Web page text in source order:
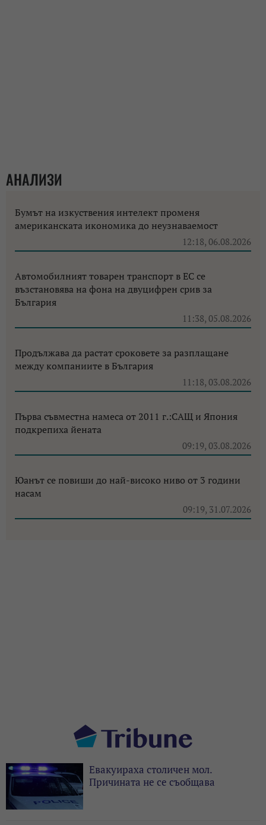
АНАЛИЗИ
Бумът на изкуствения интелект променя
американската икономика до неузнаваемост
12:18, 06.08.2026
Автомобилният товарен транспорт в ЕС се
възстановява на фона на двуцифрен срив за
България
11:38, 05.08.2026
Продължава да растат сроковете за разплащане
между компаниите в България
11:18, 03.08.2026
Първа съвместна намеса от 2011 г.:САЩ и Япония
подкрепиха йената
09:19, 03.08.2026
Юанът се повиши до най-високо ниво от 3 години
насам
09:19, 31.07.2026
Евакуираха столичен мол.
Причината не се съобщава